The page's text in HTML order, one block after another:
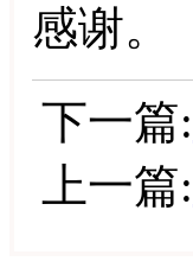
感谢。
下一篇:
上一篇: